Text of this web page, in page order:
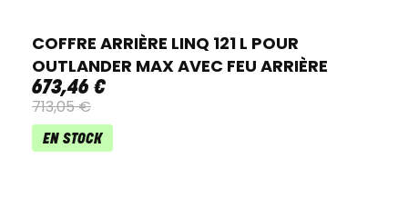
COFFRE ARRIÈRE LINQ 121 L POUR
OUTLANDER MAX AVEC FEU ARRIÈRE
673,46 €
713,05€
EN STOCK